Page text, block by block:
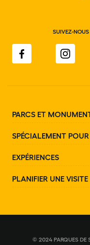
SUIVEZ-
PARCS ET
SPÉCIALEMENT
EXPÉRIENCES
PLANIFIER UNE VISITE
© 2024 PARQUES DE